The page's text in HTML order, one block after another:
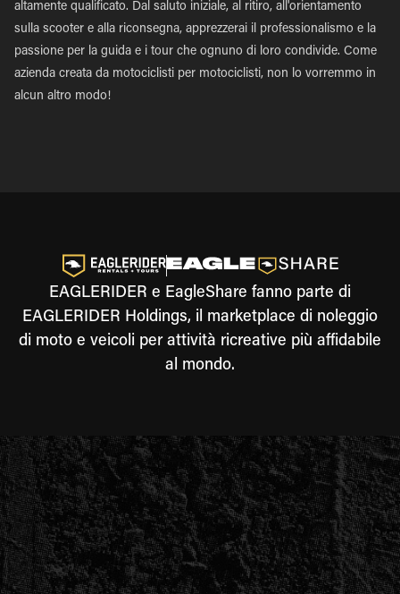
altamente qualificato. Dal saluto iniziale, al ritiro, all'orientamento
sulla scooter e alla riconsegna, apprezzerai il professionalismo e la
passione per la guida e i tour che ognuno di loro condivide. Come
azienda creata da motociclisti per motociclisti, non lo vorremmo in
alcun altro modo!
EAGLERIDER e EagleShare fanno parte di
EAGLERIDER Holdings, il marketplace di noleggio
di moto e veicoli per attività ricreative più affidabile
al mondo.